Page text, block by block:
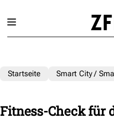
Startseite Smart City /
Fitness-Check für